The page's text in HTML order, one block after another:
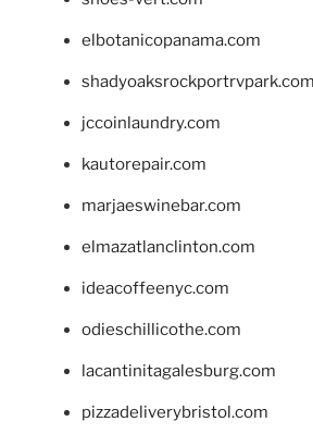
elbotanicopanama.com
shadyoaksrockportrvpark.com
jccoinlaundry.com
kautorepair.com
marjaeswinebar.com
elmazatlanclinton.com
ideacoffeenyc.com
odieschillicothe.com
lacantinitagalesburg.com
pizzadeliverybristol.com